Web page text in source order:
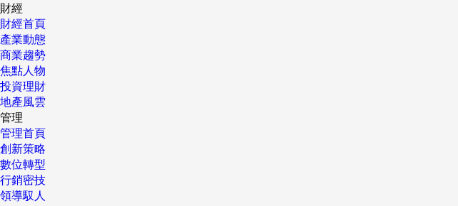
財經
財經首頁
產業動態
商業趨勢
焦點人物
投資理財
地產風雲
管理
管理首頁
創新策略
數位轉型
行銷密技
領導馭人